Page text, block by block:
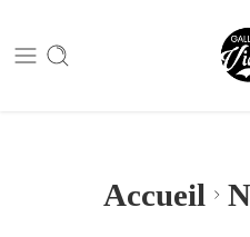
04 79 05 07
Accueil